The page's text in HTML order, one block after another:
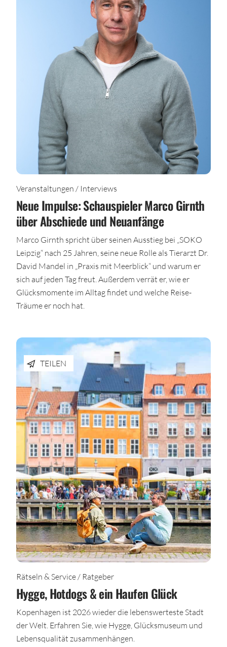
Veranstaltungen / Interviews
Neue Impulse: Schauspieler Marco Girnth
über Abschiede und Neuanfänge
Marco Girnth spricht über seinen Ausstieg bei „SOKO
Leipzig“ nach 25 Jahren, seine neue Rolle als Tierarzt Dr.
David Mandel in „Praxis mit Meerblick“ und warum er
sich auf jeden Tag freut. Außerdem verrät er, wie er
Glücksmomente im Alltag findet und welche Reise-
Träume er noch hat.
TEILEN
Rätseln & Service / Ratgeber
Hygge, Hotdogs & ein Haufen Glück
Kopenhagen ist 2026 wieder die lebenswerteste Stadt
der Welt. Erfahren Sie, wie Hygge, Glücksmuseum und
Lebensqualität zusammenhängen.